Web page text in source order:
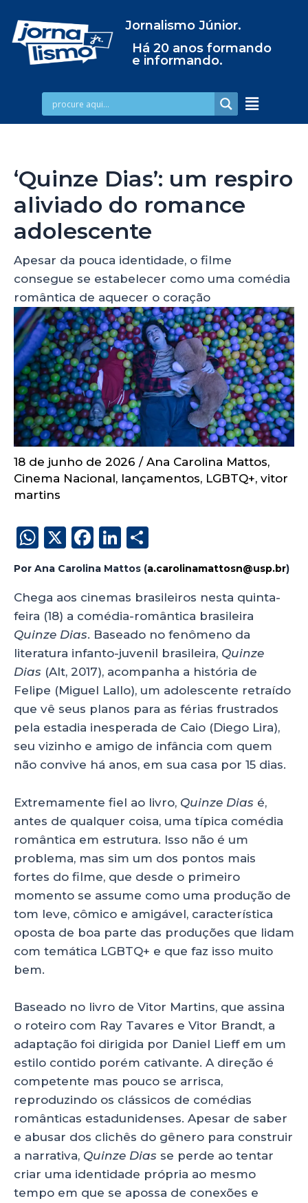
Jornalismo Júnior.
Há 20 anos formando
e informando.
‘Quinze Dias’: um respiro
aliviado do romance
adolescente
Apesar da pouca identidade, o filme
consegue se estabelecer como uma comédia
romântica de aquecer o coração
18 de junho de 2026 / Ana Carolina Mattos,
Cinema Nacional, lançamentos, LGBTQ+, vitor
martins
W
h
ts
A
p
p
X
F
a
e
b
o
o
k
Li
n
e
dI
n
h
re
Por Ana Carolina Mattos (a.carolinamattosn@usp.br)
Chega aos cinemas brasileiros nesta quinta-
feira (18) a comédia-romântica brasileira
Quinze Dias. Baseado no fenômeno da
literatura infanto-juvenil brasileira, Quinze
Dias (Alt, 2017), acompanha a história de
Felipe (Miguel Lallo), um adolescente retraído
que vê seus planos para as férias frustrados
pela estadia inesperada de Caio (Diego Lira),
seu vizinho e amigo de infância com quem
não convive há anos, em sua casa por 15 dias.
Extremamente fiel ao livro, Quinze Dias é,
antes de qualquer coisa, uma típica comédia
romântica em estrutura. Isso não é um
problema, mas sim um dos pontos mais
fortes do filme, que desde o primeiro
momento se assume como uma produção de
tom leve, cômico e amigável, característica
oposta de boa parte das produções que lidam
com temática LGBTQ+ e que faz isso muito
bem.
Baseado no livro de Vitor Martins, que assina
o roteiro com Ray Tavares e Vitor Brandt, a
adaptação foi dirigida por Daniel Lieff em um
estilo contido porém cativante. A direção é
competente mas pouco se arrisca,
reproduzindo os clássicos de comédias
românticas estadunidenses. Apesar de saber
e abusar dos clichês do gênero para construir
a narrativa, Quinze Dias se perde ao tentar
criar uma identidade própria ao mesmo
tempo em que se apossa de conexões e